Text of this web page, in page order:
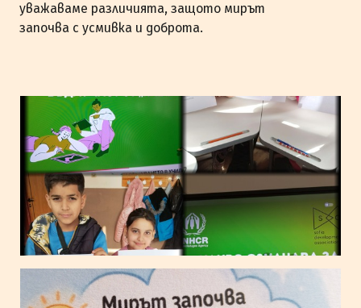
уважаваме различията, защото мирът
започва с усмивка и доброта.